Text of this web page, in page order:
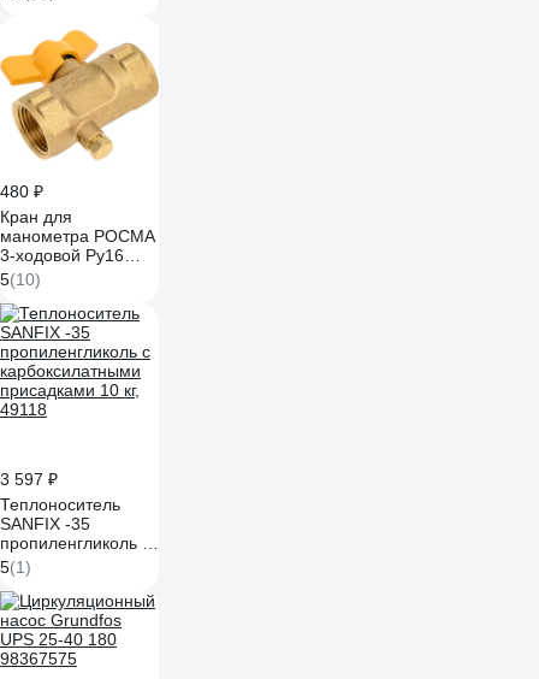
оцинкованная
сталь 0,5 мм
sandw625D140/220
480 ₽
Кран для
манометра РОСМА
3-ходовой Ру16
латунь, ВР/ВР G1/2-
М20x1.5, с краном
Маевского D900-
02616
5(10)
3 597 ₽
Теплоноситель
SANFIX -35
пропиленгликоль с
карбоксилатными
присадками 10 кг,
49118
5(1)